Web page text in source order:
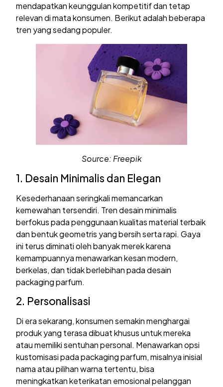
mendapatkan keunggulan kompetitif dan tetap
relevan di mata konsumen. Berikut adalah beberapa
tren yang sedang populer.
Source: Freepik
1. Desain Minimalis dan Elegan
Kesederhanaan seringkali memancarkan
kemewahan tersendiri. Tren desain minimalis
berfokus pada penggunaan kualitas material terbaik
dan bentuk geometris yang bersih serta rapi. Gaya
ini terus diminati oleh banyak merek karena
kemampuannya menawarkan kesan modern,
berkelas, dan tidak berlebihan pada desain
packaging parfum.
2. Personalisasi
Di era sekarang, konsumen semakin menghargai
produk yang terasa dibuat khusus untuk mereka
atau memiliki sentuhan personal. Menawarkan opsi
kustomisasi pada packaging parfum, misalnya inisial
nama atau pilihan warna tertentu, bisa
meningkatkan keterikatan emosional pelanggan